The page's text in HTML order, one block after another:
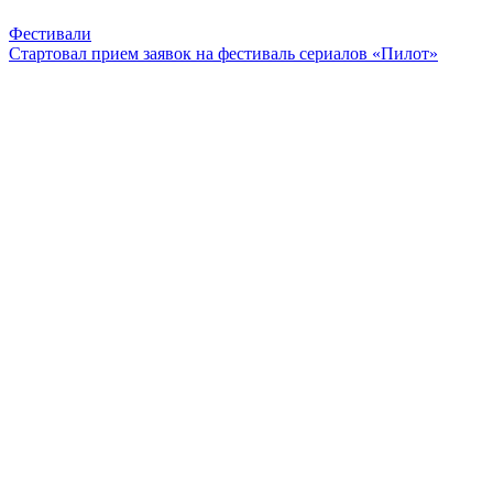
Фестивали
Стартовал прием заявок на фестиваль сериалов «Пилот»